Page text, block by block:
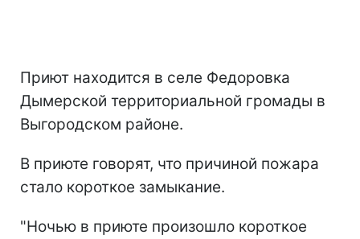
Приют находится в селе Федоровка
Дымерской территориальной громады в
Выгородском районе.
В приюте говорят, что причиной пожара
стало короткое замыкание.
"Ночью в приюте произошло короткое